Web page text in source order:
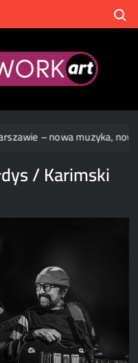
– nowa muzyka, nowa
/ Karimski